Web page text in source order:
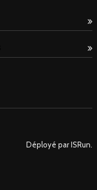
Déployé par ISRun.